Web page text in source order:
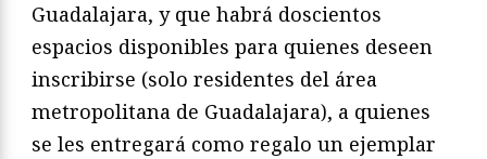
Guadalajara, y que habrá doscientos
espacios disponibles para quienes deseen
inscribirse (solo residentes del área
metropolitana de Guadalajara), a quienes
se les entregará como regalo un ejemplar